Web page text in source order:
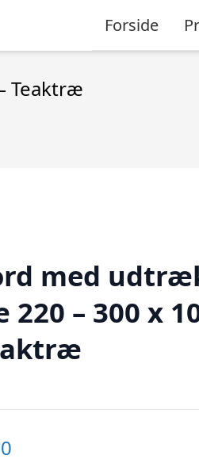
Forside
Teaktræ
med
– 300 x